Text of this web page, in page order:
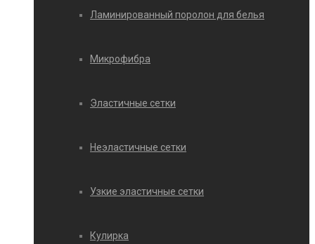
Ламинированный поролон для белья
Микрофибра
Эластичные сетки
Неэластичные сетки
Узкие эластичные сетки
Кулирка